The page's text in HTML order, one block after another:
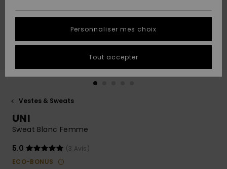
A
Découvrir
A
Découvrir
tailles
conversation
obtenir la
à votre
Démarrer
QUIKSILVER
Vestes & Sweats
UNI
Sweat Blanc Femme
5.0
(3 Avis)
ECO-BONUS
Personnaliser mes choix
Tout accepter